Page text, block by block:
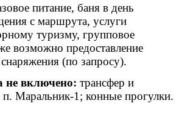
питание, баня в день
с маршрута, услуги
туризму, групповое
возможно предоставление
(по запросу).
не включено: трансфер и
п. Маральник-1; конные прогулки.